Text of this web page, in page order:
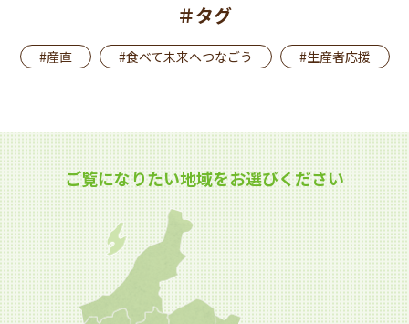
＃タグ
#産直 #食べて未来へつなごう #生産者応援
ご覧になりたい地域をお選びください